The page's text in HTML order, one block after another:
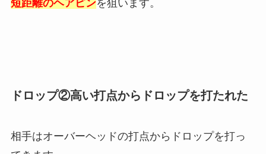
短距離のヘアピンを狙います。
ドロップ②高い打点からドロップを打たれた
相手はオーバーヘッドの打点からドロップを打っ